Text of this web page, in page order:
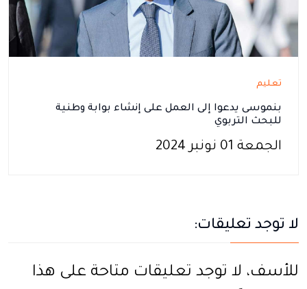
تعليم
بنموسى يدعوا إلى العمل على إنشاء بوابة وطنية
للبحث التربوي
الجمعة 01 نونبر 2024
لا توجد تعليقات:
للأسف، لا توجد تعليقات متاحة على هذا